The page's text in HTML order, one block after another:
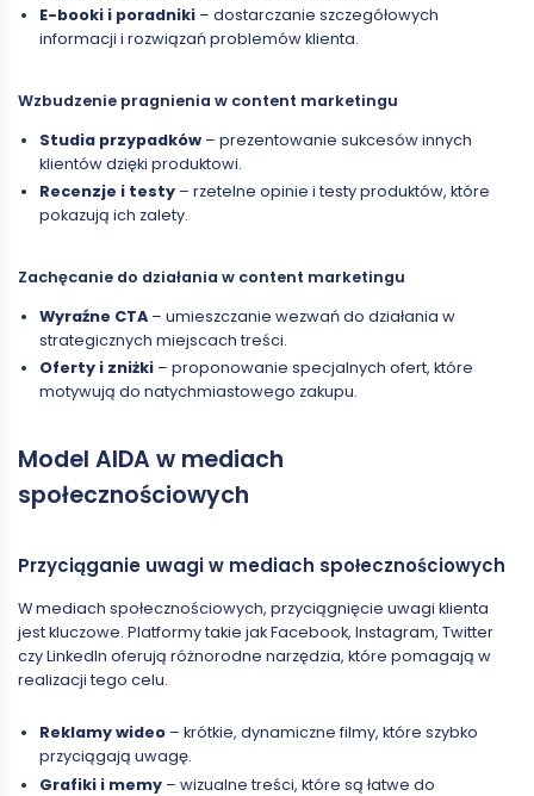
E-booki i poradniki– dostarczanie szczegółowych
informacji i rozwiązań problemów klienta.
Wzbudzenie pragnienia w content marketingu
Studia przypadków– prezentowanie sukcesów innych
klientów dzięki produktowi.
Recenzje i testy– rzetelne opinie i testy produktów, które
pokazują ich zalety.
Zachęcanie do działania w content marketingu
Wyraźne CTA– umieszczanie wezwań do działania w
strategicznych miejscach treści.
Oferty i zniżki– proponowanie specjalnych ofert, które
motywują do natychmiastowego zakupu.
Model AIDA w mediach
społecznościowych
Przyciąganie uwagi w mediach społecznościowych
W mediach społecznościowych, przyciągnięcie uwagi klienta
jest kluczowe. Platformy takie jak Facebook, Instagram, Twitter
czy LinkedIn oferują różnorodne narzędzia, które pomagają w
realizacji tego celu.
Reklamy wideo– krótkie, dynamiczne filmy, które szybko
przyciągają uwagę.
Grafiki i memy– wizualne treści, które są łatwe do